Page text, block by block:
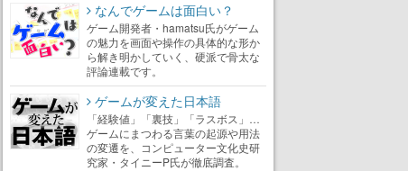
なんでゲームは面白い？
ゲーム開発者・hamatsu氏がゲーム
の魅力を画面や操作の具体的な形か
ら解き明かしていく、硬派で骨太な
評論連載です。
ゲームが変えた日本語
「経験値」「裏技」「ラスボス」…
ゲームにまつわる言葉の起源や用法
の変遷を、コンピューター文化史研
究家・タイニーP氏が徹底調査。